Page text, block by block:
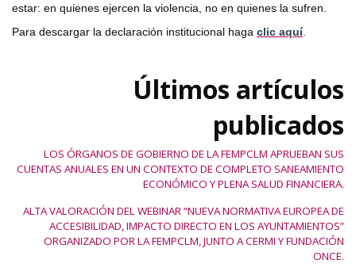
estar: en quienes ejercen la violencia, no en quienes la sufren.
Para descargar la declaración institucional haga clic aquí.
Últimos artículos
publicados
LOS ÓRGANOS DE GOBIERNO DE LA FEMPCLM APRUEBAN SUS
CUENTAS ANUALES EN UN CONTEXTO DE COMPLETO SANEAMIENTO
ECONÓMICO Y PLENA SALUD FINANCIERA.
ALTA VALORACIÓN DEL WEBINAR “NUEVA NORMATIVA EUROPEA DE
ACCESIBILIDAD, IMPACTO DIRECTO EN LOS AYUNTAMIENTOS”
ORGANIZADO POR LA FEMPCLM, JUNTO A CERMI Y FUNDACIÓN
ONCE.